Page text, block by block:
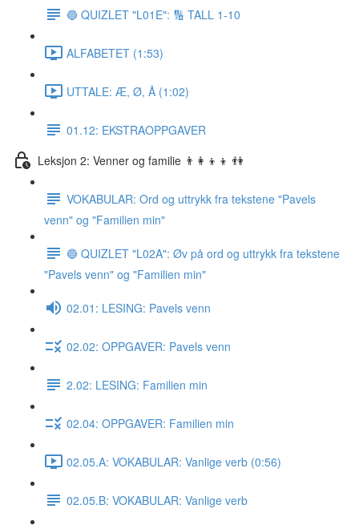
🔵 QUIZLET "L01E": 🔢 TALL 1-10
ALFABETET (1:53)
UTTALE: Æ, Ø, Å (1:02)
01.12: EKSTRAOPPGAVER
Leksjon 2: Venner og familie 👨‍👩‍👦‍👦 👫
VOKABULAR: Ord og uttrykk fra tekstene "Pavels
venn" og "Familien min"
🔵 QUIZLET "L02A": Øv på ord og uttrykk fra tekstene
"Pavels venn" og "Familien min"
02.01: LESING: Pavels venn
02.02: OPPGAVER: Pavels venn
2.02: LESING: Familien min
02.04: OPPGAVER: Familien min
02.05.A: VOKABULAR: Vanlige verb (0:56)
02.05.B: VOKABULAR: Vanlige verb